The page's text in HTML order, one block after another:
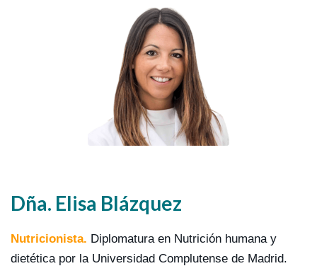
Dña. Elisa Blázquez
Nutricionista. Diplomatura en Nutrición humana y
dietética por la Universidad Complutense de Madrid.